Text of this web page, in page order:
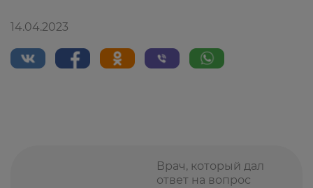
14.04.2023
Врач, который дал
ответ на вопрос